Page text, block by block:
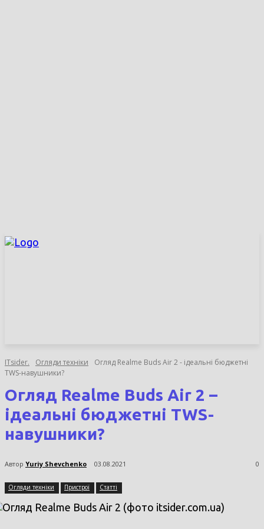
ITsider. Огляди техніки
Огляд Realme Buds Air 2 - ідеальні бюджетні
TWS-навушники?
Огляд Realme Buds Air 2 –
ідеальні бюджетні TWS-
навушники?
Автор Yuriy Shevchenko 03.08.2021 0
Огляди техніки Пристрої Статті